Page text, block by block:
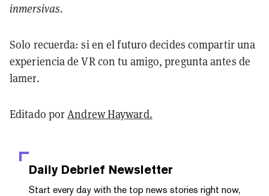
inmersivas.
Solo recuerda: si en el futuro decides compartir una
experiencia de VR con tu amigo, pregunta antes de
lamer.
Editado porAndrew Hayward.
Daily Debrief Newsletter
Start every day with the top news stories right now,